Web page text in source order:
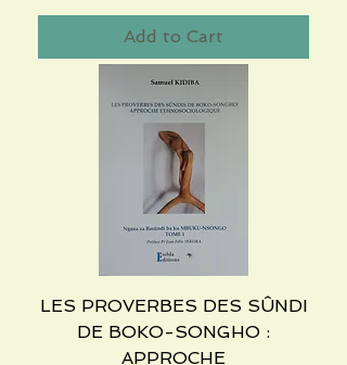
Add to Cart
LES PROVERBES DES SÛNDI
DE BOKO-SONGHO :
APPROCHE